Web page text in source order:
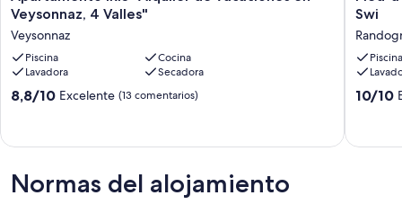
IRIS
"Alquiler
de
vacaciones
en
Veysonnaz,
Veysonnaz, 4 Valles"
Veysonnaz
Piscina
Cocina
Lavadora
Secadora
8.8
Excelente,
8,8/10 Excelente (13 comentarios)
à-
in
Crans-
pool
and
Swi
Piscina
10.0
10/10
Normas del alojamiento